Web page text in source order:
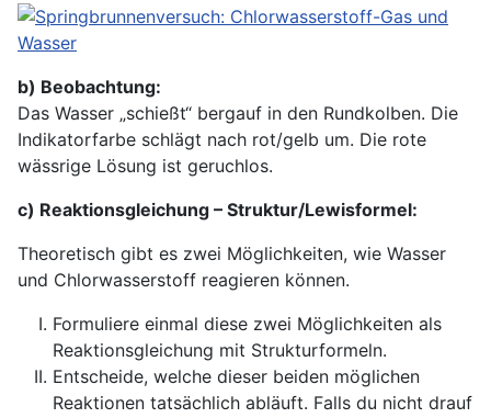
b) Beobachtung:
Das Wasser „schießt“ bergauf in den Rundkolben. Die
Indikatorfarbe schlägt nach rot/gelb um. Die rote
wässrige Lösung ist geruchlos.
c) Reaktionsgleichung – Struktur/Lewisformel:
Theoretisch gibt es zwei Möglichkeiten, wie Wasser
und Chlorwasserstoff reagieren können.
Formuliere einmal diese zwei Möglichkeiten als
Reaktionsgleichung mit Strukturformeln.
Entscheide, welche dieser beiden möglichen
Reaktionen tatsächlich abläuft. Falls du nicht drauf